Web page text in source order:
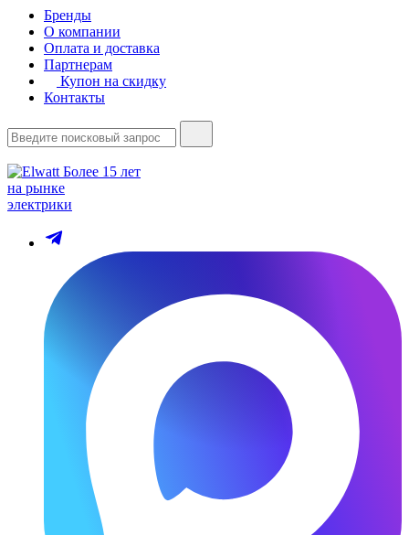
Бренды
О компании
Оплата и доставка
Партнерам
Купон на скидку
Контакты
Более 15 лет
на рынке
электрики